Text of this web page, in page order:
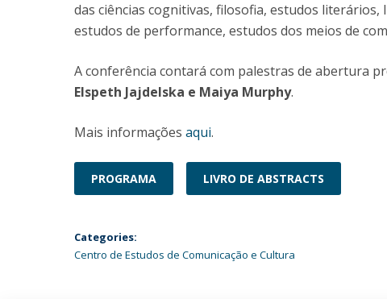
das ciências cognitivas, filosofia, estudos
estudos de performance, estudos dos meios de
A conferência contará com palestras de abertura
Elspeth Jajdelska e Maiya Murphy.
Mais informações aqui.
PROGRAMA LIVRO DE ABSTRACTS
Categories:
Centro de Estudos de Comunicação e Cultura